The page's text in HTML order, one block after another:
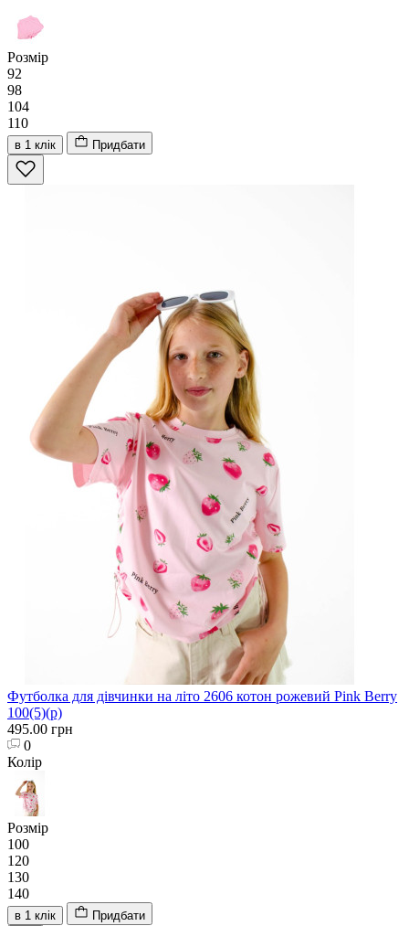
Розмір
92
98
104
110
в 1 клік Придбати
Футболка для дівчинки на літо 2606 котон рожевий Pink Berry
100(5)(р)
495.00 грн
0
Колір
Розмір
100
120
130
140
в 1 клік Придбати